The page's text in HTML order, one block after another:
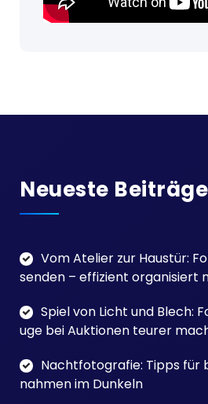
Neueste Beiträge
Vom Atelier zur Haustür:
senden – effizient organisiert
Spiel von Licht und Blech:
uge bei Auktionen teurer
Nachtfotografie: Tipps für
nahmen im Dunkeln